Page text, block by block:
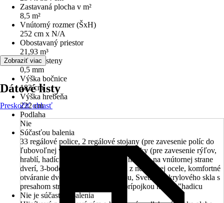
Zastavaná plocha v m²
8,5 m²
Vnútorný rozmer (ŠxH)
252 cm x N/A
Obostavaný priestor
21,93 m³
Hrúbka steny
0,5 mm
Výška bočnice
182 cm
Výška hrebeňa
222 cm
Podlaha
Nie
Súčasťou balenia
33 regálové police, 2 regálové stojany (pre zavesenie políc do
ľubovoľnej výšky), 4 nástrojové držiaky (pre zavesenie rýľov,
hrablí, hadíc a pod.), 2 držiaky na náradie na vnútornej strane
dverí, 3-bodový zámok s kľučkou z nerezovej ocele, komfortné
otváranie dverí s tlakovou pružinou, Svetlík z akrylového skla s
presahom strechy, strešný žľab s prípojkou na 5/4 "hadicu
Nie je súčasťou balenia
Zobraziť viac
Dátové listy
Preskočiť oblasť